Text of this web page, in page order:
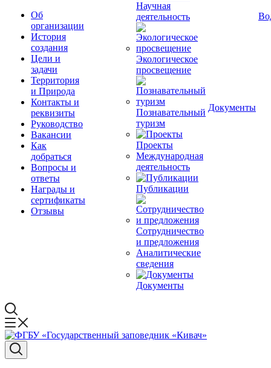
Об
организации
История
создания
Цели и
задачи
Территория
и Природа
Контакты и
реквизиты
Руководство
Вакансии
Как
добраться
Вопросы и
ответы
Награды и
сертификаты
Отзывы
Научная
деятельность
Экологическое
просвещение
Познавательный
туризм
Проекты
Международная
деятельность
Публикации
Сотрудничество
и предложения
Аналитические
сведения
Документы
Документы